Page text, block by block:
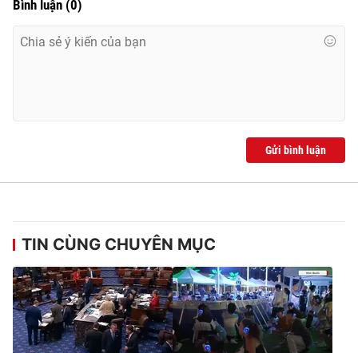
Bình luận (0)
Gửi bình luận
TIN CÙNG CHUYÊN MỤC